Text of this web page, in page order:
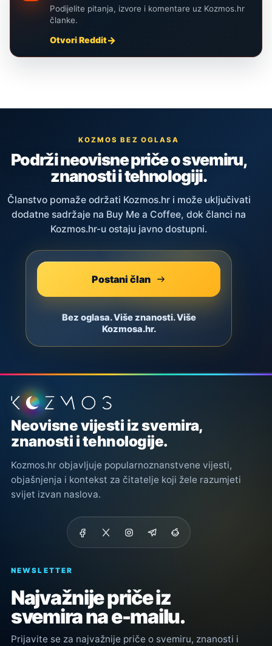
Podijelite pitanja, izvore i komentare uz Kozmos.hr
članke.
Otvori Reddit
KOZMOS BEZ OGLASA
Podrži neovisne priče o svemiru,
znanosti i tehnologiji.
Članstvo pomaže održati Kozmos.hr i može uključivati
dodatne sadržaje na Buy Me a Coffee, dok članci na
Kozmos.hr-u ostaju javno dostupni.
Postani član
Bez oglasa. Više znanosti. Više
Kozmosa.hr.
Podnožje stranice
Neovisne vijesti iz svemira,
znanosti i tehnologije.
Kozmos.hr objavljuje popularnoznanstvene vijesti,
objašnjenja i kontekst za čitatelje koji žele razumjeti
svijet izvan naslova.
NEWSLETTER
Najvažnije priče iz
svemira na e-mailu.
Prijavite se za najvažnije priče o svemiru, znanosti i